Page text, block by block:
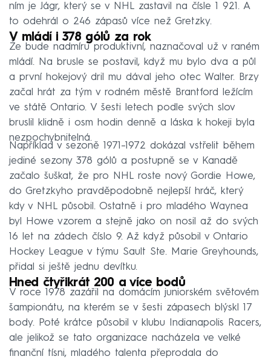
ním je Jágr, který se v NHL zastavil na čísle 1 921. A
to odehrál o 246 zápasů více než Gretzky.
V mládí i 378 gólů za rok
Že bude nadmíru produktivní, naznačoval už v raném
mládí. Na brusle se postavil, když mu bylo dva a půl
a první hokejový dril mu dával jeho otec Walter. Brzy
začal hrát za tým v rodném městě Brantford ležícím
ve státě Ontario. V šesti letech podle svých slov
bruslil klidně i osm hodin denně a láska k hokeji byla
nezpochybnitelná.
Například v sezoně 1971–⁠1972 dokázal vstřelit během
jediné sezony 378 gólů a postupně se v Kanadě
začalo šuškat, že pro NHL roste nový Gordie Howe,
do Gretzkyho pravděpodobně nejlepší hráč, který
kdy v NHL působil. Ostatně i pro mladého Waynea
byl Howe vzorem a stejně jako on nosil až do svých
16 let na zádech číslo 9. Až když působil v Ontario
Hockey League v týmu Sault Ste. Marie Greyhounds,
přidal si ještě jednu devítku.
Hned čtyřikrát 200 a více bodů
V roce 1978 zazářil na domácím juniorském světovém
šampionátu, na kterém se v šesti zápasech blýskl 17
body. Poté krátce působil v klubu Indianapolis Racers,
ale jelikož se tato organizace nacházela ve velké
finanční tísni, mladého talenta přeprodala do